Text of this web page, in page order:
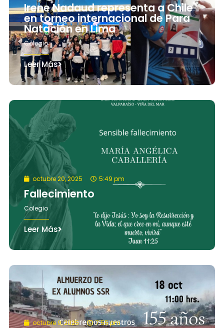
Irene Nadaud representa a Chile
en torneo internacional de Para
Natación en Lima
Colegio
Leer Más
octubre 20, 2025 5:49 pm
Fallecimiento
Colegio
Leer Más
octubre 9, 2025 7:55 pm